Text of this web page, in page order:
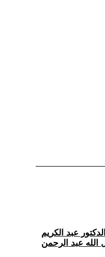
عبد الكريم
عبد الرحمن